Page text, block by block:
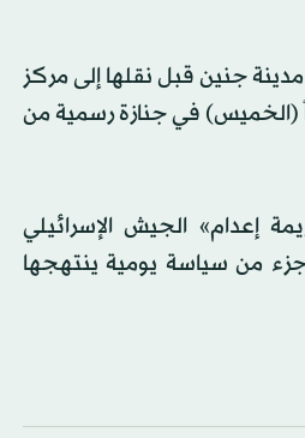
جنين قبل نقلها إلى مركز
(الخميس) في جنازة رسمية من
إعدام» الجيش الإسرائيلي
جزء من سياسة يومية ينتهجها